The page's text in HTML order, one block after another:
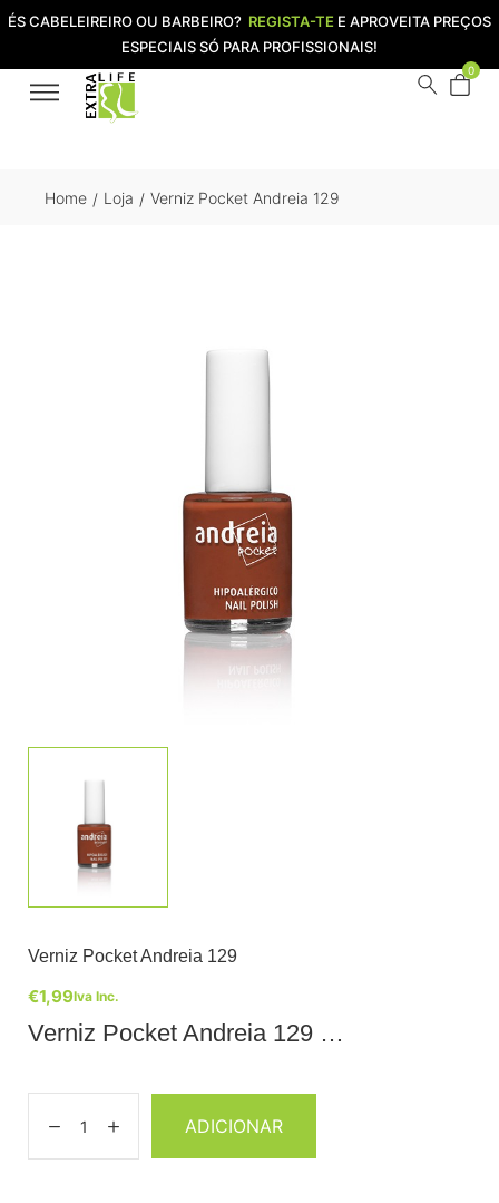
ÉS CABELEIREIRO OU BARBEIRO? REGISTA-TE E APROVEITA PREÇOS
ESPECIAIS SÓ PARA PROFISSIONAIS!
0
Home / Loja / Verniz Pocket Andreia 129
Verniz Pocket Andreia 129
€1,99Iva Inc.
Verniz Pocket Andreia 129 …
ADICIONAR